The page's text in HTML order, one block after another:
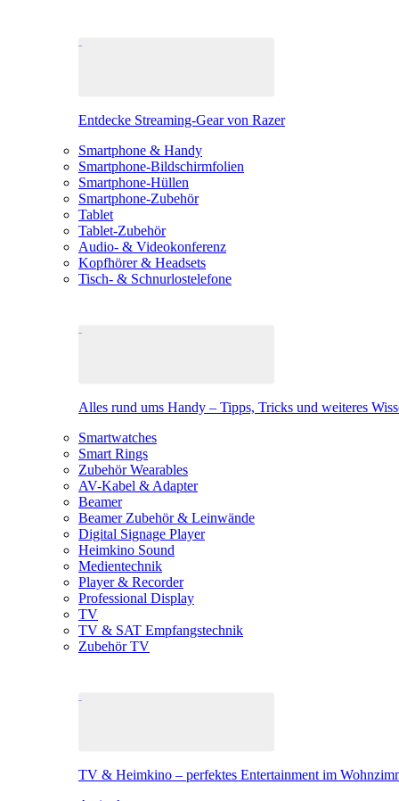
Entdecke Streaming-Gear von Razer
Smartphone & Handy
Smartphone-Bildschirmfolien
Smartphone-Hüllen
Smartphone-Zubehör
Tablet
Tablet-Zubehör
Audio- & Videokonferenz
Kopfhörer & Headsets
Tisch- & Schnurlostelefone
Alles rund ums Handy – Tipps, Tricks und weiteres
Smartwatches
Smart Rings
Zubehör Wearables
AV-Kabel & Adapter
Beamer
Beamer Zubehör & Leinwände
Digital Signage Player
Heimkino Sound
Medientechnik
Player & Recorder
Professional Display
TV
TV & SAT Empfangstechnik
Zubehör TV
TV & Heimkino – perfektes Entertainment im